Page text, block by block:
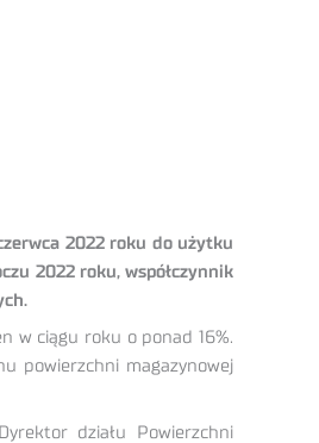
2022 roku do użytku
2022 roku, współczynnik
w ciągu roku o ponad 16%.
powierzchni magazynowej
działu Powierzchni